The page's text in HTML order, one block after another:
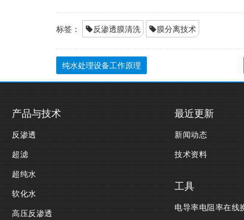
标签： 反渗透膜清洗 膜分离技术
纯水处理设备工作原理
产品与技术
反渗透
超滤
超纯水
软化水
高压反渗透
最近更新
新闻动态
技术资料
工具
电导率电阻率在线